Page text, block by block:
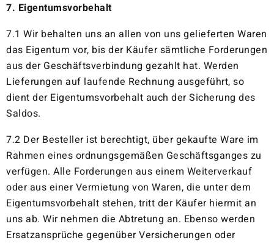
7. Eigentumsvorbehalt
7.1 Wir behalten uns an allen von uns gelieferten Waren
das Eigentum vor, bis der Käufer sämtliche Forderungen
aus der Geschäftsverbindung gezahlt hat. Werden
Lieferungen auf laufende Rechnung ausgeführt, so
dient der Eigentumsvorbehalt auch der Sicherung des
Saldos.
7.2 Der Besteller ist berechtigt, über gekaufte Ware im
Rahmen eines ordnungsgemäßen Geschäftsganges zu
verfügen. Alle Forderungen aus einem Weiterverkauf
oder aus einer Vermietung von Waren, die unter dem
Eigentumsvorbehalt stehen, tritt der Käufer hiermit an
uns ab. Wir nehmen die Abtretung an. Ebenso werden
Ersatzansprüche gegenüber Versicherungen oder